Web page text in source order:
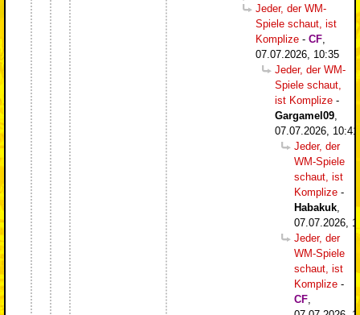
Jeder, der WM-
Spiele schaut, ist
Komplize - CF
07.07.2026, 10:35
Jeder, der WM-
Spiele schaut,
ist Komplize -
Gargamel09
07.07.2026, 10:41
Jeder, der
WM-Spiele
schaut, ist
Komplize -
Habakuk
07.07.2026,
Jeder, der
WM-Spiele
schaut, ist
Komplize -
CF